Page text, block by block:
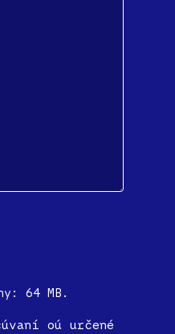
64 MB.
oú určené